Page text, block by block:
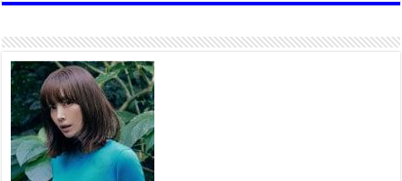
ажилтан, 27 техниктэй
2026 оны 7 сар 15 / 11 цаг 22 минут
Наадмын амралтын өдрүүдэд
нийслэлийн эрүүл мэндийн
байгууллагууд дараах
хуваарийн дагуу ажиллана
2026 оны 7 сар 15 / 11 цаг 18 минут
Үндэсний их баяр наадам эхэллээ